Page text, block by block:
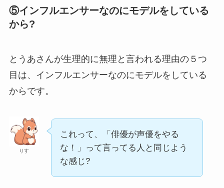
⑤インフルエンサーなのにモデルをしている
から?
とうあさんが生理的に無理と言われる理由の５つ
目は、インフルエンサーなのにモデルをしている
からです。
りす
これって、「俳優が声優をやる
な！」って言ってる人と同じよう
な感じ?